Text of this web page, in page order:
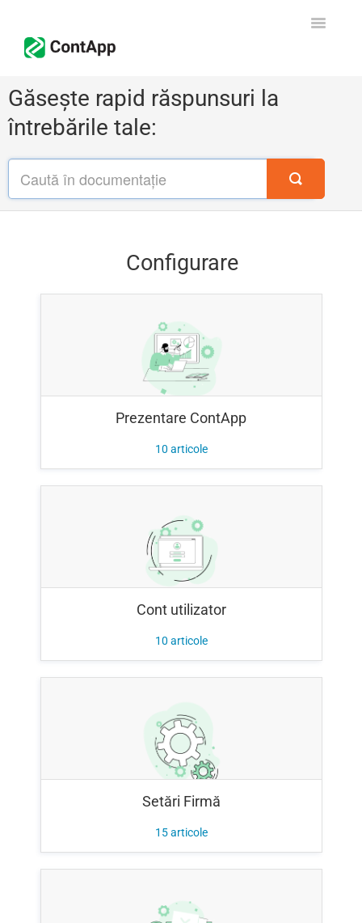
Toggle
Configurare
CRM - Vânzări
Contabilitate
Începe gratuit
Găsește rapid răspunsuri la
întrebările tale:
Configurare
Prezentare ContApp
10 articole
Cont utilizator
10 articole
Setări Firmă
15articole